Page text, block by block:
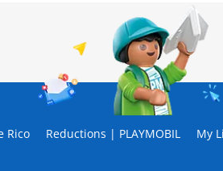
Rico Reductions | PLAYMOBIL My